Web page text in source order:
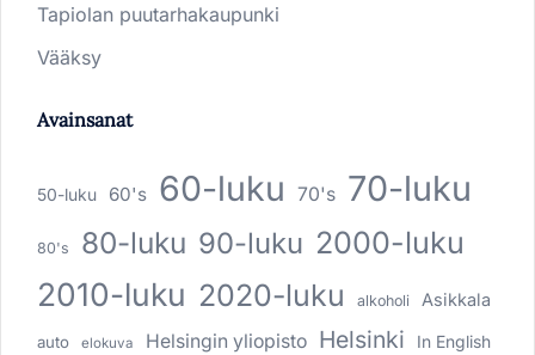
Tapiolan puutarhakaupunki
Vääksy
Avainsanat
50-luku 60's 60-luku 70's 70-luku
80's 80-luku 90-luku 2000-luku
2010-luku 2020-luku alkoholi Asikkala
auto elokuva Helsingin yliopisto Helsinki In English